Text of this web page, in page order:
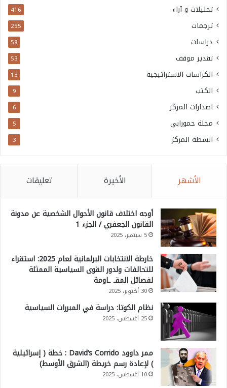
تحليلات و آراء 416
ترجمات 255
دراسات 58
تقدير موقف 53
الكراسات الاستراتيجية 13
الكتب 9
اصدارات المركز 6
مجلة حمورابي 5
انشطة المركز 3
الأشهر الأخيرة تعليقات
أوجه اختلاف قانون الأحوال الشخصية عن مدونة
القانون الجعفري / الجزء 1
5 سبتمبر، 2025
خارطة الانتخابات البرلمانية لعام 2025: استقراء
للتحالفات ولدور القوى السياسية الممثلة
لفصائل المقـ ـاومة
30 أكتوبر، 2025
نظام الكوتا: دراسة في المبررات السياسية
25 أغسطس، 2025
ممر داوود David’s Corrido : خطة ( إسرائيلية
) لإعادة رسم خريطة (الشرق الأوسط)
10 أغسطس، 2025